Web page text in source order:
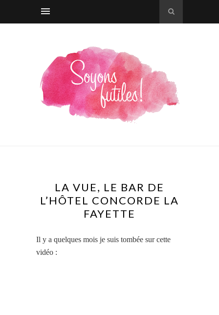
LA VUE, LE BAR DE
L’HÔTEL CONCORDE LA
FAYETTE
Il y a quelques mois je suis tombée sur cette
vidéo :